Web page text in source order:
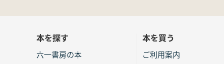
本を探す
六一書房の本
本を買う
ご利用案内